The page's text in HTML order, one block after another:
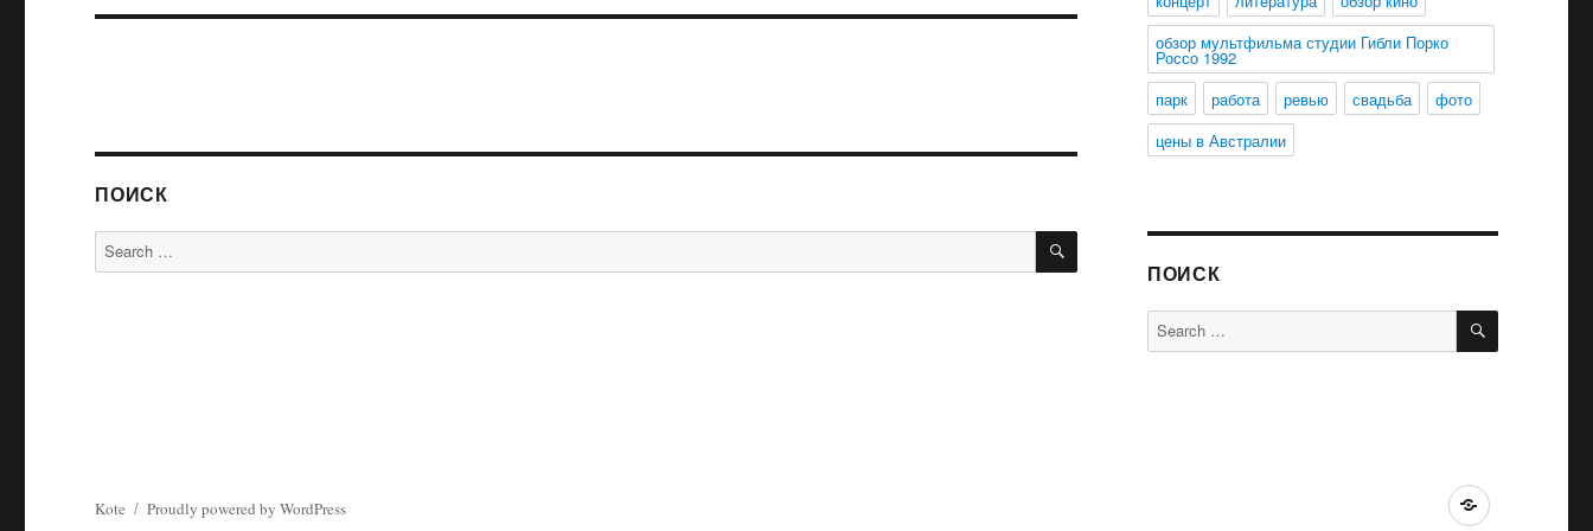
ПОИСК
Search
for:
SEARCH
обзор мультфильма студии Гибли Порко
Россо 1992
парк
работа ревью свадьба
фото
цены в Австралии
ПОИСК
Search
for:
SEARCH
Австралия
Kote Proudly powered by WordPress